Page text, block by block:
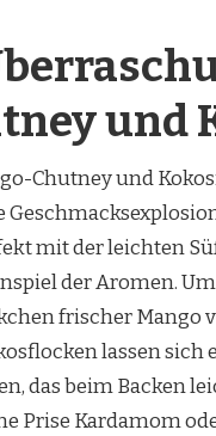
und
Chutney und
mit der leichten
der Aromen.
frischer Mango
lassen
das beim Backen
Prise Kardamom